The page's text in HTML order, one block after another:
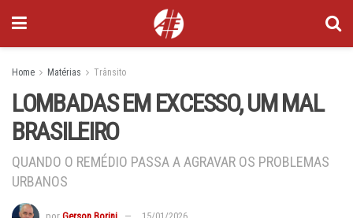
Home Matérias Trânsito
LOMBADAS EM EXCESSO, UM MAL
BRASILEIRO
QUANDO O REMÉDIO PASSA A AGRAVAR OS PROBLEMAS
URBANOS